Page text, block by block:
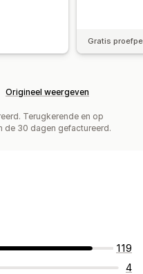
Gratis
Origineel weergeven
Terugkerende en op
de 30 dagen gefactureerd.
119
4